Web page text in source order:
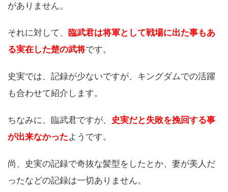
がありません。
それに対して、 臨武君は将軍として戦場に出た事もあ
る実在した楚の武将です。
史実では、記録が少ないですが、キングダムでの活躍
も合わせて紹介します。
ちなみに、臨武君ですが、 史実だと失敗を挽回する事
が出来なかったようです。
尚、史実の記録で奇抜な髪型をしたとか、妻が美人だ
ったなどの記録は一切ありません。